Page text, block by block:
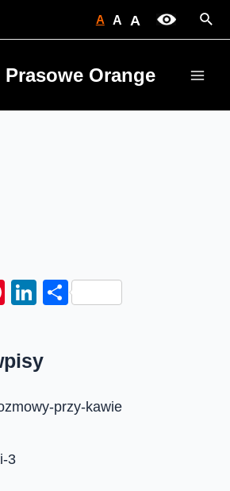
A A A
Orange
Pinterest
LinkedIn
Share
przy-kawie
3